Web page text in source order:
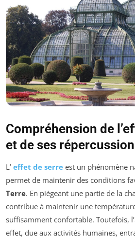
Compréhension de
et de ses
L’ effet de serre est un phénomène
permet de maintenir des conditions
Terre. En piégeant une partie de la
contribue à maintenir une
suffisamment confortable. Toutefois,
effet, due aux activités humaines,